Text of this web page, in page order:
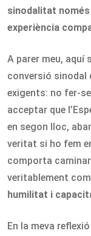
sinodalitat
experiència
A parer meu, aquí
conversió sinodal
exigents: no fer-
acceptar que
en segon lloc,
veritat si ho fem
comporta
veritablement
humilitat i
En la meva